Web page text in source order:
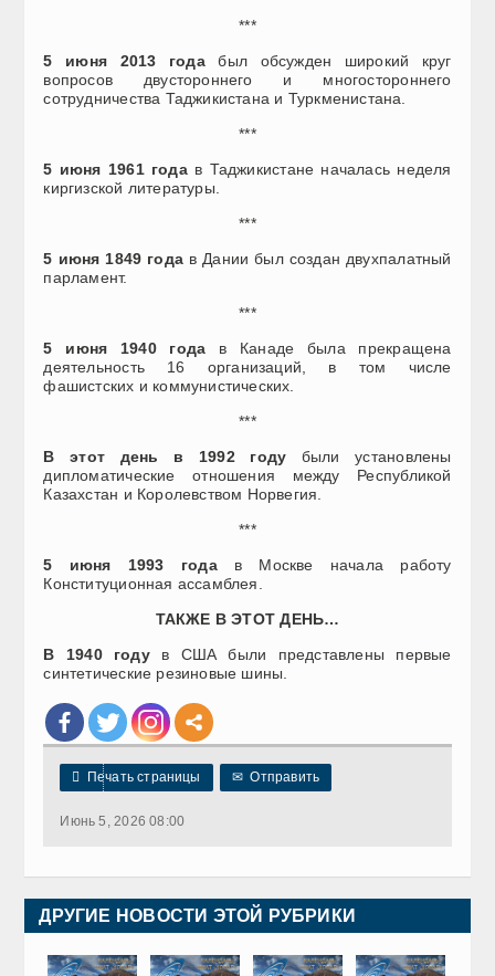
***
5 июня 2013 годабыл обсужден широкий круг
вопросов двустороннего и многостороннего
сотрудничества Таджикистана и Туркменистана.
***
5 июня 1961 годав Таджикистане началась неделя
киргизской литературы.
***
5 июня 1849 года в Дании был создан двухпалатный
парламент.
***
5 июня 1940 года в Канаде была прекращена
деятельность 16 организаций, в том числе
фашистских и коммунистических.
***
В этот день в 1992 году были установлены
дипломатические отношения между Республикой
Казахстан и Королевством Норвегия.
***
5 июня 1993 годав Москве начала работу
Конституционная ассамблея.
ТАКЖЕ В ЭТОТ ДЕНЬ…
В 1940 годув США были представлены первые
синтетические резиновые шины.
 Печать страницы ✉ Отправить
Июнь 5, 2026 08:00
ДРУГИЕ НОВОСТИ ЭТОЙ РУБРИКИ